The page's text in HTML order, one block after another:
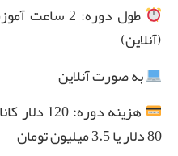
(آنلاین)
به صورت آنلاین
80 دلار یا 3.5 میلیون تومان